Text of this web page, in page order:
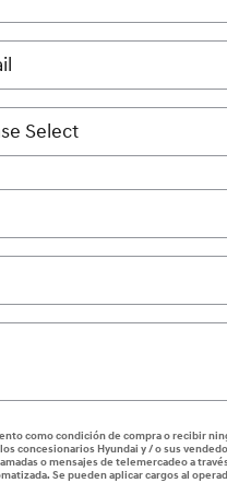
como condición de compra o recibir
concesionarios Hyundai y / o sus
o mensajes de telemercadeo a
Se pueden aplicar cargos al